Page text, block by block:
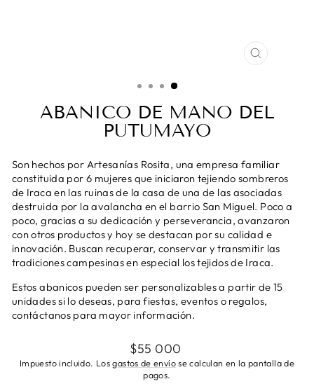
CERRAR
ABANICO DE MANO DEL
PUTUMAYO
Son hechos por Artesanías Rosita, una empresa familiar
constituida por 6 mujeres que iniciaron tejiendo sombreros
de Iraca en las ruinas de la casa de una de las asociadas
destruida por la avalancha en el barrio San Miguel. Poco a
poco, gracias a su dedicación y perseverancia, avanzaron
con otros productos y hoy se destacan por su calidad e
innovación. Buscan recuperar, conservar y transmitir las
tradiciones campesinas en especial los tejidos de Iraca.
Estos abanicos pueden ser personalizables a partir de 15
unidades si lo deseas, para fiestas, eventos o regalos,
contáctanos para mayor información.
Precio
habitual
$55 000
Impuesto incluido. Losgastos de envíose calculan en la pantalla de
pagos.